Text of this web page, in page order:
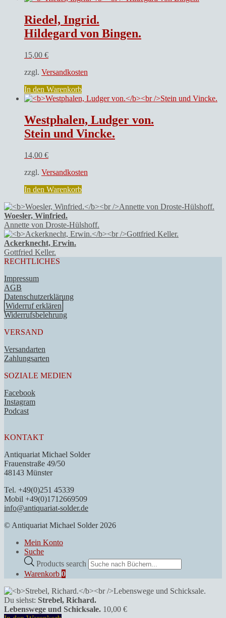
Riedel, Ingrid.
Hildegard von Bingen.
15,00 €
zzgl. Versandkosten
In den Warenkorb
Westphalen, Ludger von.
Stein und Vincke.
14,00 €
zzgl. Versandkosten
In den Warenkorb
Woesler, Winfried.
Annette von Droste-Hülshoff.
Ackerknecht, Erwin.
Gottfried Keller.
RECHTLICHES
Impressum
AGB
Datenschutzerklärung
Widerruf erklären
Widerrufsbelehrung
VERSAND
Versandarten
Zahlungsarten
SOZIALE MEDIEN
Facebook
Instagram
Podcast
KONTAKT
Antiquariat Michael Solder
Frauenstraße 49/50
48143 Münster
Tel. +49(0)251 45339
Mobil +49(0)1712669509
info@antiquariat-solder.de
© Antiquariat Michael Solder 2026
Mein Konto
Suche
Products search
Warenkorb 0
Du siehst: Strebel, Richard.
Lebenswege und Schicksale. 10,00 €